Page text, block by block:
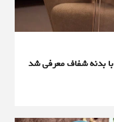
پخش‌کننده سی‌دی جدید SYITREN با بدنه شفاف معرفی شد